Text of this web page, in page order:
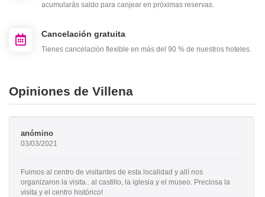
acumularás saldo para canjear en próximas reservas.
Cancelación gratuita
Tienes cancelación flexible en más del 90 % de nuestros hoteles.
Opiniones de Villena
anómino
03/03/2021
Fuimos al centro de visitantes de esta localidad y allí nos
organizaron la visita.. al castillo, la iglesia y el museo. Preciosa la
visita y el centro histórico!